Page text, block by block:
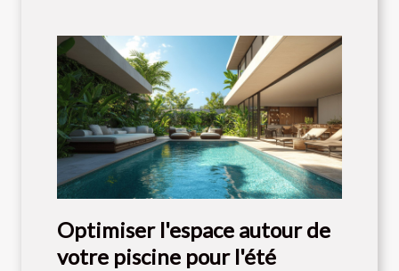
Optimiser l'espace autour de
votre piscine pour l'été